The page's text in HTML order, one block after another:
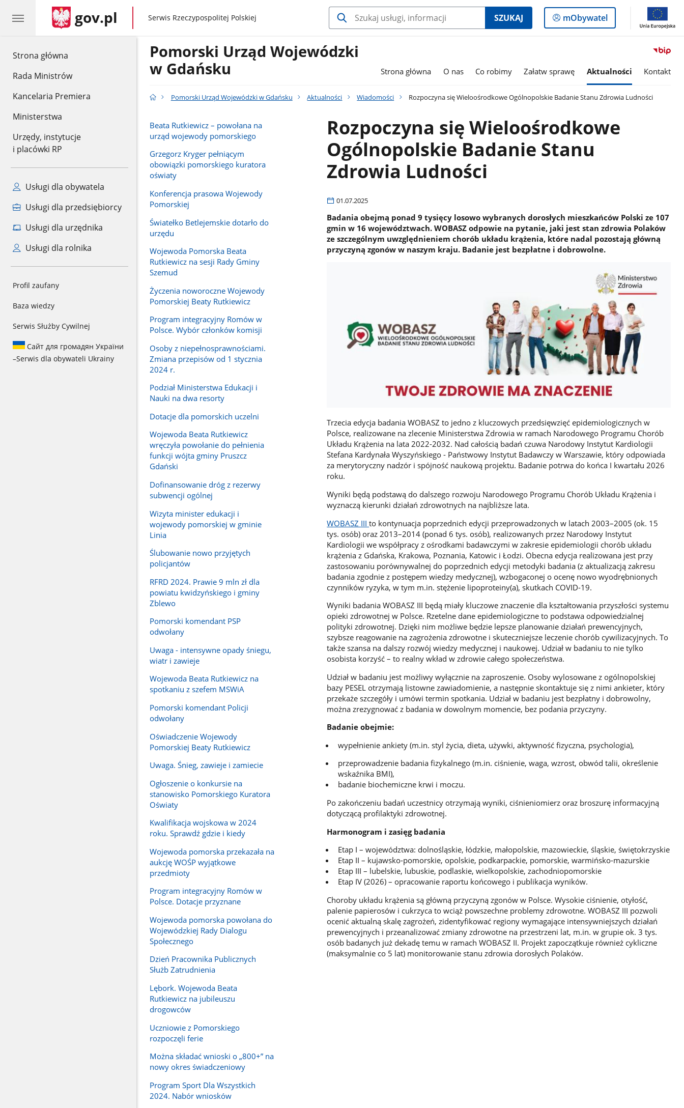
Strona główna
Rada Ministrów
Kancelaria Premiera
Ministerstwa
Urzędy, instytucje
i placówki RP
Usługi dla obywatela
Usługi dla przedsiębiorcy
Usługi dla urzędnika
Usługi dla rolnika
Profil zaufany
Baza wiedzy
Serwis Służby Cywilnej
Сайт для громадян України
–Serwis dla obywateli Ukrainy
gov.pl gov.pl
Serwis Rzeczypospolitej Polskiej SZUKAJ
Logowanie
do
mObywatel
Pomorski Urząd Wojewódzki
w Gdańsku
Strona główna O nas Co robimy Załatw sprawę Aktualności Kontakt
Pomorski Urząd Wojewódzki w Gdańsku Aktualności Wiadomości Rozpoczyna się Wieloośrodkowe Ogólnopolskie Badanie Stanu Zdrowia Ludności
Beata Rutkiewicz – powołana na
urząd wojewody pomorskiego
Grzegorz Kryger pełniącym
obowiązki pomorskiego kuratora
oświaty
Konferencja prasowa Wojewody
Pomorskiej
Światełko Betlejemskie dotarło do
urzędu
Wojewoda Pomorska Beata
Rutkiewicz na sesji Rady Gminy
Szemud
Życzenia noworoczne Wojewody
Pomorskiej Beaty Rutkiewicz
Program integracyjny Romów w
Polsce. Wybór członków komisji
Osoby z niepełnosprawnościami.
Zmiana przepisów od 1 stycznia
2024 r.
Podział Ministerstwa Edukacji i
Nauki na dwa resorty
Dotacje dla pomorskich uczelni
Wojewoda Beata Rutkiewicz
wręczyła powołanie do pełnienia
funkcji wójta gminy Pruszcz
Gdański
Dofinansowanie dróg z rezerwy
subwencji ogólnej
Wizyta minister edukacji i
wojewody pomorskiej w gminie
Linia
Ślubowanie nowo przyjętych
policjantów
RFRD 2024. Prawie 9 mln zł dla
powiatu kwidzyńskiego i gminy
Zblewo
Pomorski komendant PSP
odwołany
Uwaga - intensywne opady śniegu,
wiatr i zawieje
Wojewoda Beata Rutkiewicz na
spotkaniu z szefem MSWiA
Pomorski komendant Policji
odwołany
Oświadczenie Wojewody
Pomorskiej Beaty Rutkiewicz
Uwaga. Śnieg, zawieje i zamiecie
Ogłoszenie o konkursie na
stanowisko Pomorskiego Kuratora
Oświaty
Kwalifikacja wojskowa w 2024
roku. Sprawdź gdzie i kiedy
Wojewoda pomorska przekazała na
aukcję WOŚP wyjątkowe
przedmioty
Program integracyjny Romów w
Polsce. Dotacje przyznane
Wojewoda pomorska powołana do
Wojewódzkiej Rady Dialogu
Społecznego
Dzień Pracownika Publicznych
Służb Zatrudnienia
Lębork. Wojewoda Beata
Rutkiewicz na jubileuszu
drogowców
Uczniowie z Pomorskiego
rozpoczęli ferie
Można składać wnioski o „800+” na
nowy okres świadczeniowy
Program Sport Dla Wszystkich
2024. Nabór wniosków
Rozpoczyna się Wieloośrodkowe
Ogólnopolskie Badanie Stanu
Zdrowia Ludności
01.07.2025
Badania obejmą ponad 9 tysięcy losowo wybranych dorosłych mieszkańców Polski ze 107
gmin w 16 województwach. WOBASZ odpowie na pytanie, jaki jest stan zdrowia Polaków
ze szczególnym uwzględnieniem chorób układu krążenia, które nadal pozostają główną
przyczyną zgonów w naszym kraju. Badanie jest bezpłatne i dobrowolne.
Trzecia edycja badania WOBASZ to jedno z kluczowych przedsięwzięć epidemiologicznych w
Polsce, realizowane na zlecenie Ministerstwa Zdrowia w ramach Narodowego Programu Chorób
Układu Krążenia na lata 2022-2032. Nad całością badań czuwa Narodowy Instytut Kardiologii
Stefana Kardynała Wyszyńskiego - Państwowy Instytut Badawczy w Warszawie, który odpowiada
za merytoryczny nadzór i spójność naukową projektu. Badanie potrwa do końca I kwartału 2026
roku.
Wyniki będą podstawą do dalszego rozwoju Narodowego Programu Chorób Układu Krążenia i
wyznaczą kierunki działań zdrowotnych na najbliższe lata.
WOBASZ IIIto kontynuacja poprzednich edycji przeprowadzonych w latach 2003–2005 (ok. 15
tys. osób) oraz 2013–2014 (ponad 6 tys. osób), realizowanych przez Narodowy Instytut
Kardiologii we współpracy z ośrodkami badawczymi w zakresie epidemiologii chorób układu
krążenia z Gdańska, Krakowa, Poznania, Katowic i Łodzi. Obecna edycja realizowana jest przy
zastosowaniu porównywalnej do poprzednich edycji metodyki badania (z aktualizacją zakresu
badania zgodnie z postępem wiedzy medycznej), wzbogaconej o ocenę nowo wyodrębnionych
czynników ryzyka, w tym m.in. stężenie lipoproteiny(a), skutkach COVID-19.
Wyniki badania WOBASZ III będą miały kluczowe znaczenie dla kształtowania przyszłości systemu
opieki zdrowotnej w Polsce. Rzetelne dane epidemiologiczne to podstawa odpowiedzialnej
polityki zdrowotnej. Dzięki nim możliwe będzie lepsze planowanie działań prewencyjnych,
szybsze reagowanie na zagrożenia zdrowotne i skuteczniejsze leczenie chorób cywilizacyjnych. To
także szansa na dalszy rozwój wiedzy medycznej i naukowej. Udział w badaniu to nie tylko
osobista korzyść – to realny wkład w zdrowie całego społeczeństwa.
Udział w badaniu jest możliwy wyłącznie na zaproszenie. Osoby wylosowane z ogólnopolskiej
bazy PESEL otrzymają listowne zawiadomienie, a następnie skontaktuje się z nimi ankieter, który
przekaże szczegóły i umówi termin spotkania. Udział w badaniu jest bezpłatny i dobrowolny,
można zrezygnować z badania w dowolnym momencie, bez podania przyczyny.
Badanie obejmie:
wypełnienie ankiety (m.in. styl życia, dieta, używki, aktywność fizyczna, psychologia),
przeprowadzenie badania fizykalnego (m.in. ciśnienie, waga, wzrost, obwód talii, określenie
wskaźnika BMI),
badanie biochemiczne krwi i moczu.
Po zakończeniu badań uczestnicy otrzymają wyniki, ciśnieniomierz oraz broszurę informacyjną
dotyczącą profilaktyki zdrowotnej.
Harmonogram i zasięg badania
Etap I – województwa: dolnośląskie, łódzkie, małopolskie, mazowieckie, śląskie, świętokrzyskie
Etap II – kujawsko-pomorskie, opolskie, podkarpackie, pomorskie, warmińsko-mazurskie
Etap III – lubelskie, lubuskie, podlaskie, wielkopolskie, zachodniopomorskie
Etap IV (2026) – opracowanie raportu końcowego i publikacja wyników.
Choroby układu krążenia są główną przyczyną zgonów w Polsce. Wysokie ciśnienie, otyłość,
palenie papierosów i cukrzyca to wciąż powszechne problemy zdrowotne. WOBASZ III pozwoli
ocenić aktualną skalę zagrożeń, zidentyfikować regiony wymagające intensywniejszych działań
prewencyjnych i przeanalizować zmiany zdrowotne na przestrzeni lat, m.in. w grupie ok. 3 tys.
osób badanych już dekadę temu w ramach WOBASZ II. Projekt zapoczątkuje również cykliczne
(maksymalnie co 5 lat) monitorowanie stanu zdrowia dorosłych Polaków.